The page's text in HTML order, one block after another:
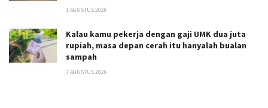
1 AGUSTUS 2026
Kalau kamu pekerja dengan gaji UMK dua juta
rupiah, masa depan cerah itu hanyalah bualan
sampah
7 AGUSTUS 2026